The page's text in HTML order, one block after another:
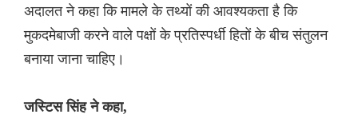
अदालत ने कहा कि मामले के तथ्यों की आवश्यकता है कि
मुकदमेबाजी करने वाले पक्षों के प्रतिस्पर्धी हितों के बीच संतुलन
बनाया जाना चाहिए।
जस्टिस सिंह ने कहा,